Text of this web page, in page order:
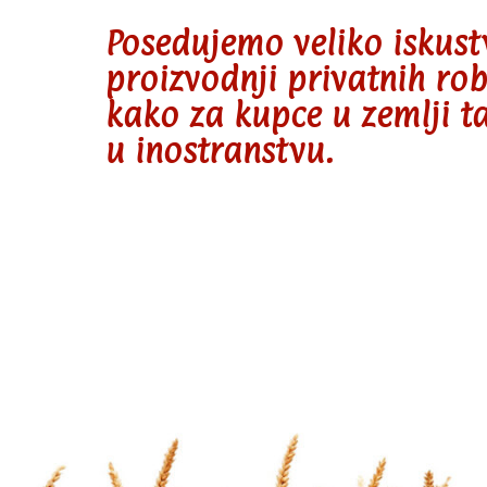
Posedujemo veliko
proizvodnji privatnih
kako za kupce u zemlji
u inostranstvu.